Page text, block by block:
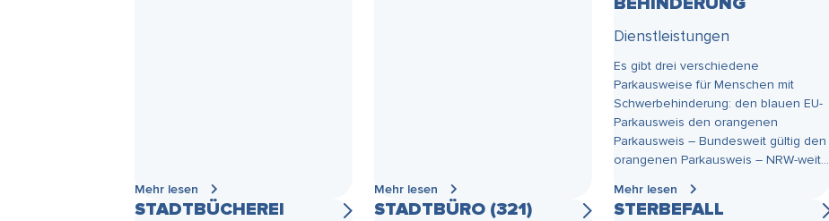
Mehr lesen Mehr lesen
Dienstleistungen
Es gibt drei verschiedene
Parkausweise für Menschen mit
Schwerbehinderung: den blauen EU-
Parkausweis den orangenen
Parkausweis – Bundesweit gültig den
orangenen Parkausweis – NRW-weit...
Mehr lesen
STADTBÜCHEREI STADTBÜRO (321) STERBEFALL